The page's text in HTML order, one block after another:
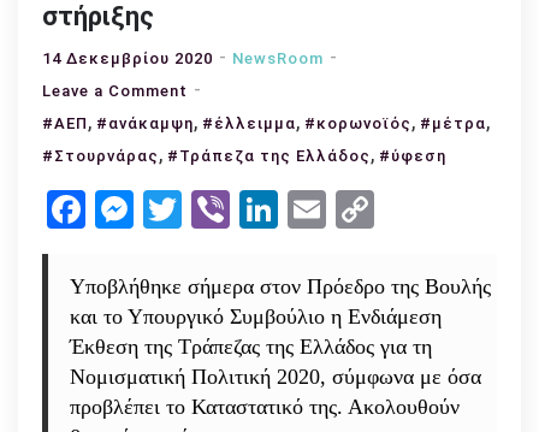
στήριξης
14 Δεκεμβρίου 2020
NewsRoom
Leave a Comment on
Τράπεζα
της
Ύφεση
2020
–
να
συνεχιστούν
τα
#ΑΕΠ , #ανάκαμψη, #έλλειμμα, #κορωνοϊός , #μέτρα,
#Στουρνάρας , #Τράπεζα της Ελλάδος , #ύφεση
Facebook
Messenger
Twitter
ViberLinkedIn
Email
Υποβλήθηκε σήμερα στον Πρόεδρο της Βουλής
και το Υπουργικό Συμβούλιο η Ενδιάμεση
Έκθεση της Τράπεζας της Ελλάδος για τη
Νομισματική Πολιτική 2020, σύμφωνα με όσα
προβλέπει το Καταστατικό της. Ακολουθούν